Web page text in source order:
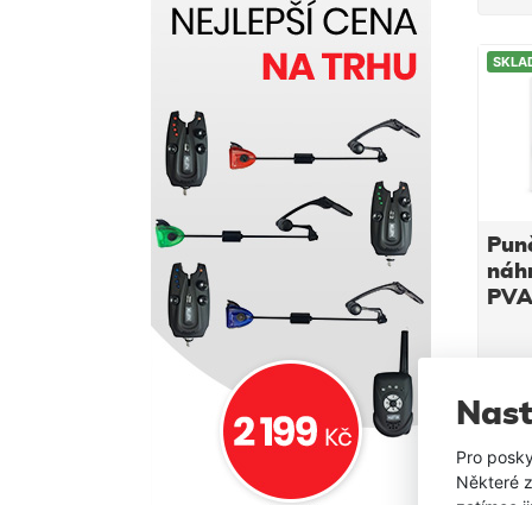
Pro
Některé